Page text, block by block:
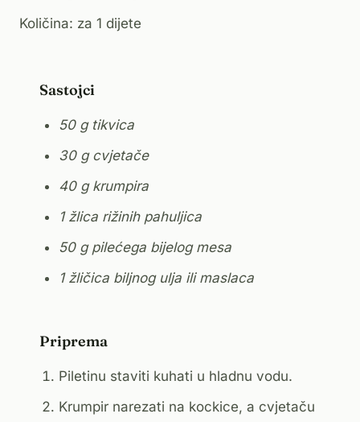
Količina: za 1 dijete
Sastojci
50 g tikvica
30 g cvjetače
40 g krumpira
1 žlica rižinih pahuljica
50 g pilećega bijelog mesa
1 žličica biljnog ulja ili maslaca
Priprema
Piletinu staviti kuhati u hladnu vodu.
Krumpir narezati na kockice, a cvjetaču